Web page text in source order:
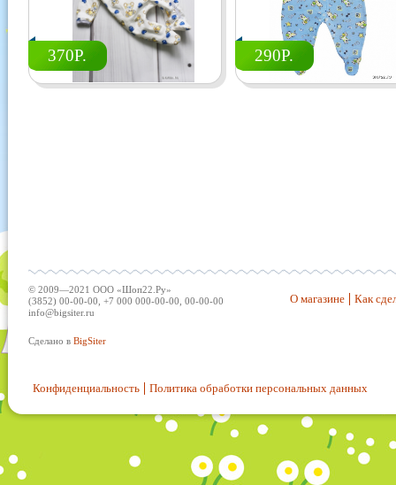
370Р. 290Р.
© 2009—2021 ООО «Шоп22.Ру»
(3852) 00-00-00, +7 000 000-00-00, 00-00-00
info@bigsiter.ru
Сделано в BigSiter
О магазине Как
Конфиденциальность Политика обработки персональных данных